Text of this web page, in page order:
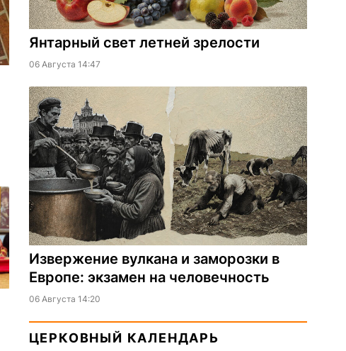
Янтарный свет летней зрелости
06 Августа 14:47
Извержение вулкана и заморозки в
Европе: экзамен на человечность
06 Августа 14:20
ЦЕРКОВНЫЙ КАЛЕНДАРЬ